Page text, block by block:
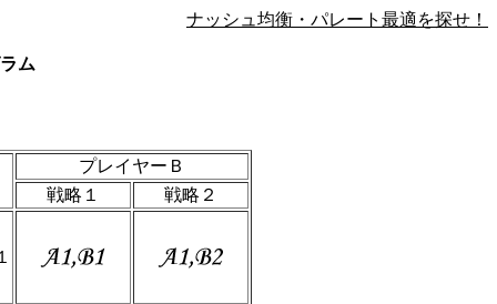
ナッシュ均衡・パレート最適を探せ！
ム
プレイヤーＢ
戦略１
戦略２